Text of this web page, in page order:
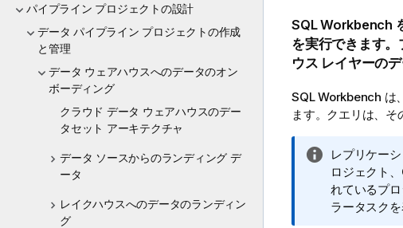
パイプライン プロジェクトの設計
データ パイプライン プロジェクトの作成
と管理
データ ウェアハウスへのデータのオン
ボーディング
クラウド データ ウェアハウスのデー
タセット アーキテクチャ
データ ソースからのランディング デ
ータ
レイクハウスへのデータのランディン
グ
SQL Workbench
を実行できます
ウス レイヤーの
SQL Workbench は
ます。クエリは、そ
情
報
メ
モ
レプリケー
ロジェクト、
れているプ
ラータスクを